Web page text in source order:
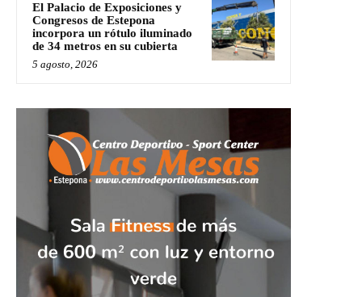
El Palacio de Exposiciones y
Congresos de Estepona
incorpora un rótulo iluminado
de 34 metros en su cubierta
5 agosto, 2026